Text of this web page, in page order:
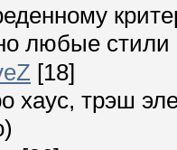
любые стили
[18]
хаус, трэш